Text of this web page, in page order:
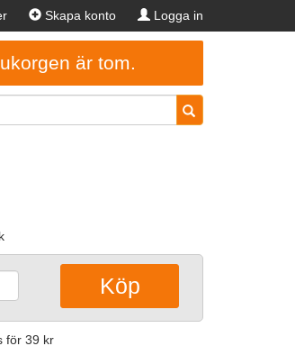
Skapa konto Logga in
är tom.
för 39 kr